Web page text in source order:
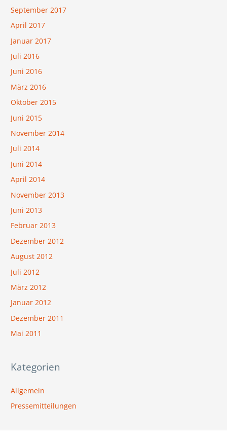
September 2017
April 2017
Januar 2017
Juli 2016
Juni 2016
März 2016
Oktober 2015
Juni 2015
November 2014
Juli 2014
Juni 2014
April 2014
November 2013
Juni 2013
Februar 2013
Dezember 2012
August 2012
Juli 2012
März 2012
Januar 2012
Dezember 2011
Mai 2011
Kategorien
Allgemein
Pressemitteilungen